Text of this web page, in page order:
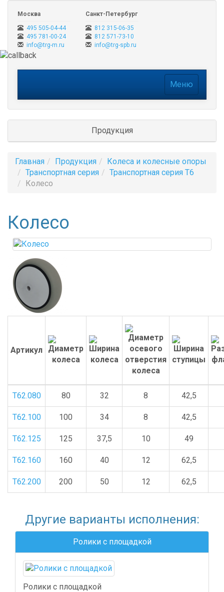
Москва
495 505-04-44
495 781-00-24
info@trg-m.ru
Санкт-Петербург
812 315-06-35
812 571-73-10
info@trg-spb.ru
Меню
Продукция
Главная Продукция
Колеса и колесные опоры
Транспортная серия
Транспортная серия T6
Колесо
Колесо
Артикул
Т62.080 80 32 8 42,5
Т62.100 100 34 8 42,5
Т62.125 125 37,5 10 49
Т62.160 160 40 12 62,5
Т62.200 200 50 12 62,5
Другие варианты исполнения:
Ролики с площадкой
Ролики с площадкой